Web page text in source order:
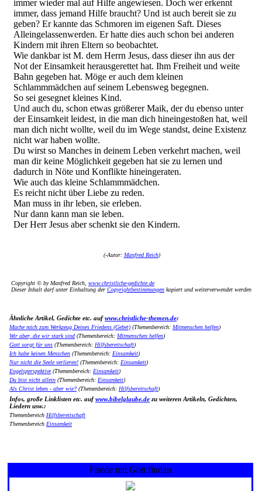
immer wieder mal auf Hilfe angewiesen. Doch wer erkennt
immer, dass jemand Hilfe braucht? Und ist auch bereit sie zu
geben? Er kannte das Schmoren im eigenen Saft. Dieses
Alleingelassenwerden. Er hatte dies auch schon bei anderen
Kindern mit ihren Eltern so beobachtet.
Wie dankbar ist M. dem Herrn Jesus, dass dieser ihn aus der
Not der Einsamkeit herausgerettet hat. Ihm Freiheit und weite
Bahn gegeben hat. Möge er auch dem kleinen
Schlammmädchen auf seinem Lebensweg begegnen.
So sei gesegnet kleines Kind.
Und auch du, schon etwas größerer Maik, der du ebenso unter
der Einsamkeit leidest, in die man dich hineingestoßen hat, weil
man dich nicht wollte, weil du im Wege standst, deine Existenz
nicht war haben wollte.
Du wirst so Manches in deinem Leben verkehrt machen, weil
man dir keine Möglichkeit gegeben hat sie zu lernen und
dadurch in Nöte und Konflikte hineingeraten.
Wie auch das kleine Schlammmädchen.
Es reicht nicht über Liebe zu reden.
Man muss in ihr leben, sie erleben.
Nur dann kann man sie leben.
Der Herr Jesus aber schenkt sie den Kindern.
(-Autor: Manfred Reich)
Copyright © by Manfred Reich, www.christliche-gedichte.de
Dieser Inhalt darf unter Einhaltung der Copyrightbestimmungen kopiert und weiterverwendet werden
Ähnliche Artikel, Gedichte etc. aufwww.christliche-themen.de:
Mache mich zum Werkzeug Deines Friedens (Gebet) (Themenbereich: Mitmenschen helfen)
Wir aber, die wir stark sind (Themenbereich: Mitmenschen helfen)
Gott sorgt für uns (Themenbereich: Hilfsbereitschaft)
Ich habe keinen Menschen (Themenbereich: Einsamkeit)
Nur nicht die Seele verlieren! (Themenbereich: Einsamkeit)
Engelsperspektive(Themenbereich: Einsamkeit)
Du bist nicht allein (Themenbereich: Einsamkeit)
Als Christ leben - aber wie? (Themenbereich: Hilfsbereitschaft)
Infos, große Linklisten etc. aufwww.bibelglaube.de zu weiteren Artikeln, Gedichten,
Liedern usw.:
Themenbereich Hilfsbereitschaft
Themenbereich Einsamkeit
Friede mit Gott finden